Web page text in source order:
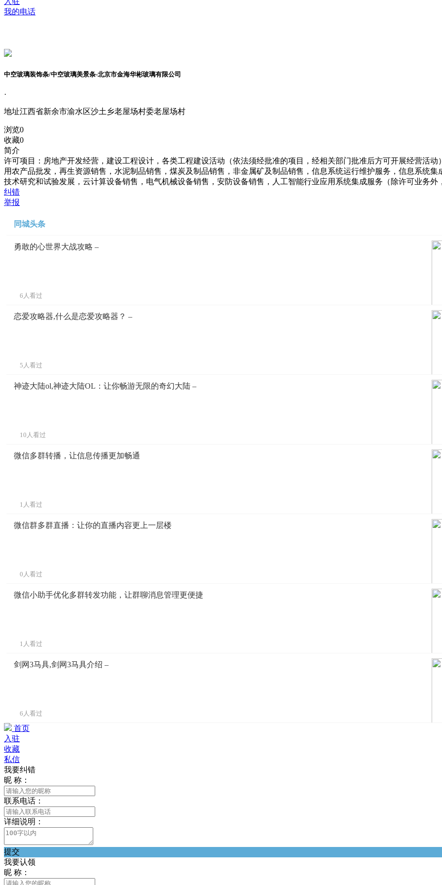
我的电话
中空玻璃装饰条/中空玻璃美景条-北京市金海华彬玻璃有限公司
·
地址江西省新余市渝水区沙土乡老屋场村委老屋场村
浏览0
收藏0
简介
许可项目：房地产开发经营，建设工程设计，各类工程建设活动（依法须经批准的项目，经相关部门批准后方可开展经营活
用农产品批发，再生资源销售，水泥制品销售，煤炭及制品销售，非金属矿及制品销售，信息系统运行维护服务，信息系统
技术研究和试验发展，云计算设备销售，电气机械设备销售，安防设备销售，人工智能行业应用系统集成服务（除许可业务
纠错
举报
同城头条
勇敢的心世界大战攻略 –
6人看过
恋爱攻略器,什么是恋爱攻略器？ –
5人看过
神迹大陆ol,神迹大陆OL：让你畅游无限的奇幻大陆 –
10人看过
微信多群转播，让信息传播更加畅通
1人看过
微信群多群直播：让你的直播内容更上一层楼
0人看过
微信小助手优化多群转发功能，让群聊消息管理更便捷
1人看过
剑网3马具,剑网3马具介绍 –
6人看过
首页
入驻
收藏
私信
我要纠错
昵 称：
联系电话：
详细说明：
提交
我要认领
昵 称：